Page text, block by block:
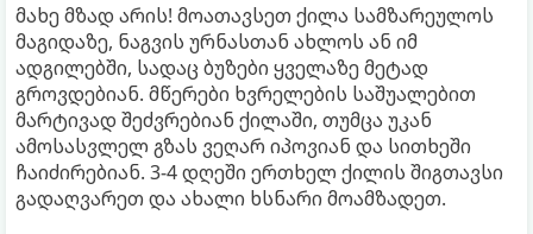
მახე მზად არის! მოათავსეთ ქილა სამზარეულოს
მაგიდაზე, ნაგვის ურნასთან ახლოს ან იმ
ადგილებში, სადაც ბუზები ყველაზე მეტად
გროვდებიან. მწერები ხვრელების საშუალებით
მარტივად შეძვრებიან ქილაში, თუმცა უკან
ამოსასვლელ გზას ვეღარ იპოვიან და სითხეში
ჩაიძირებიან. 3-4 დღეში ერთხელ ქილის შიგთავსი
გადაღვარეთ და ახალი ხსნარი მოამზადეთ.